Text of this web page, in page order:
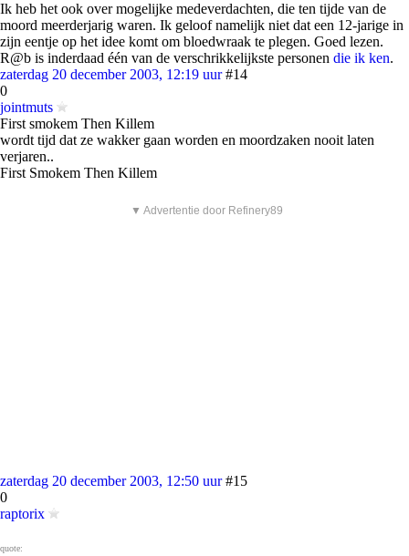
Ik heb het ook over mogelijke medeverdachten, die ten tijde van de
moord meerderjarig waren. Ik geloof namelijk niet dat een 12-jarige in
zijn eentje op het idee komt om bloedwraak te plegen. Goed lezen.
R@b is inderdaad één van de verschrikkelijkste personen die ik ken.
zaterdag 20 december 2003, 12:19 uur #14
0
jointmuts
First smokem Then Killem
wordt tijd dat ze wakker gaan worden en moordzaken nooit laten
verjaren..
First Smokem Then Killem
▼ Advertentie door Refinery89
zaterdag 20 december 2003, 12:50 uur #15
0
raptorix
quote: